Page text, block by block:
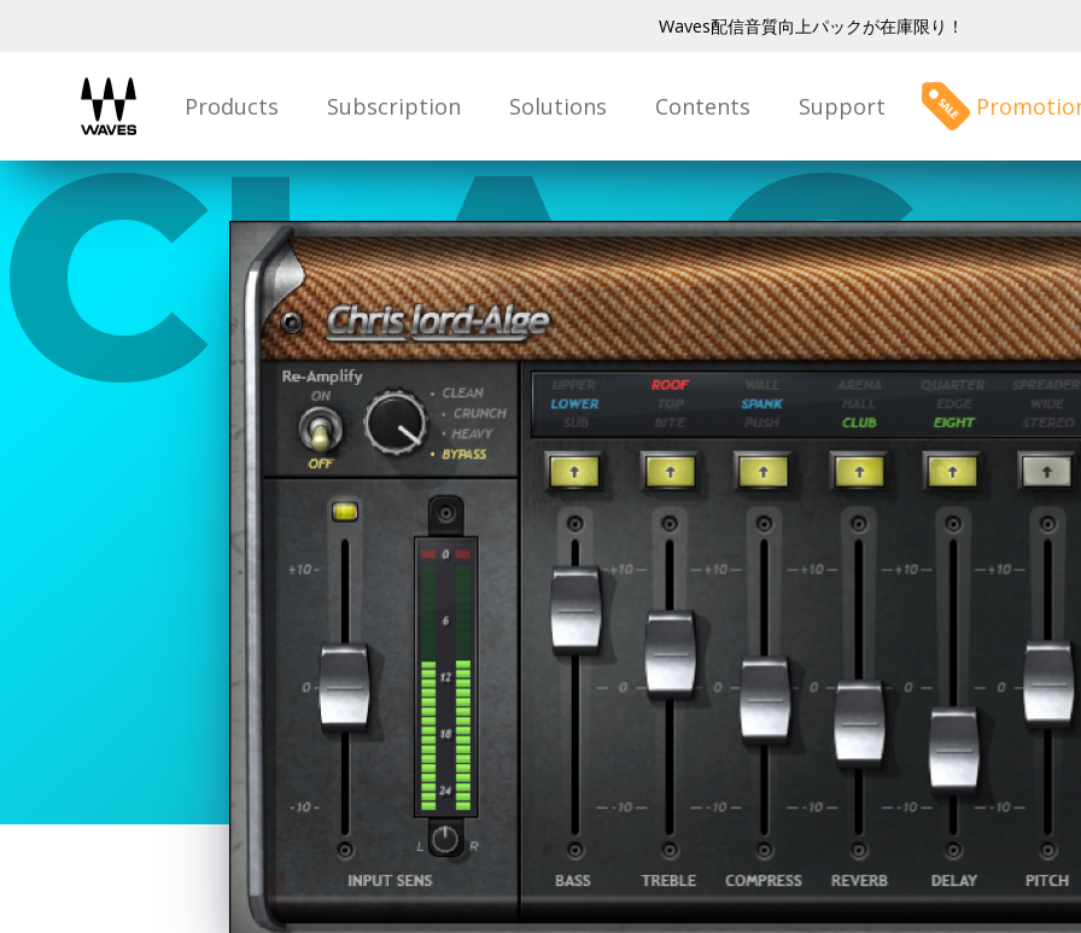
Waves配信音質向上パックが在庫限り！
Products Subscription Solutions Contents Support
CLA